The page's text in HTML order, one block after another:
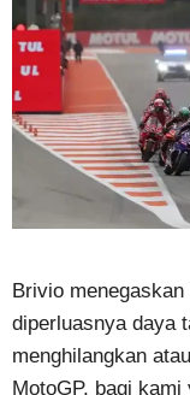
Brivio
diperluasnya daya
menghilangkan
MotoGP, bagi